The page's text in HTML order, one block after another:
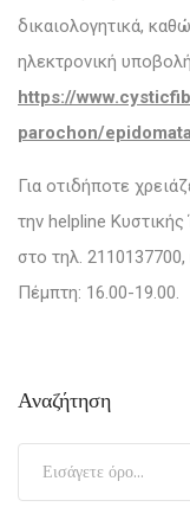
δικαιολογητικά,
ηλεκτρονική
https://
parochon/
Για οτιδήποτε
την helpline
στο τηλ.
Πέμπτη: 16.00-19.00.
Αναζήτηση